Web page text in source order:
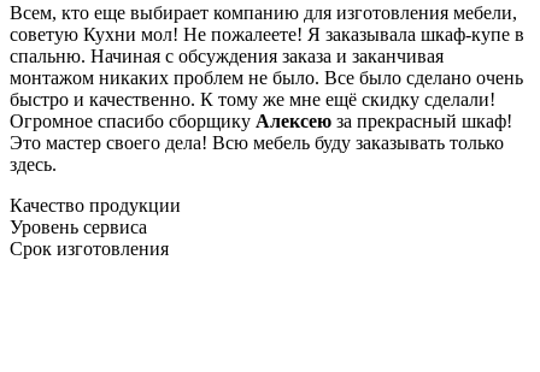
Всем, кто еще выбирает компанию для изготовления мебели,
советую Кухни мол! Не пожалеете! Я заказывала шкаф-купе в
спальню. Начиная с обсуждения заказа и заканчивая
монтажом никаких проблем не было. Все было сделано очень
быстро и качественно. К тому же мне ещё скидку сделали!
Огромное спасибо сборщику Алексею за прекрасный шкаф!
Это мастер своего дела! Всю мебель буду заказывать только
здесь.
Качество продукции
Уровень сервиса
Срок изготовления